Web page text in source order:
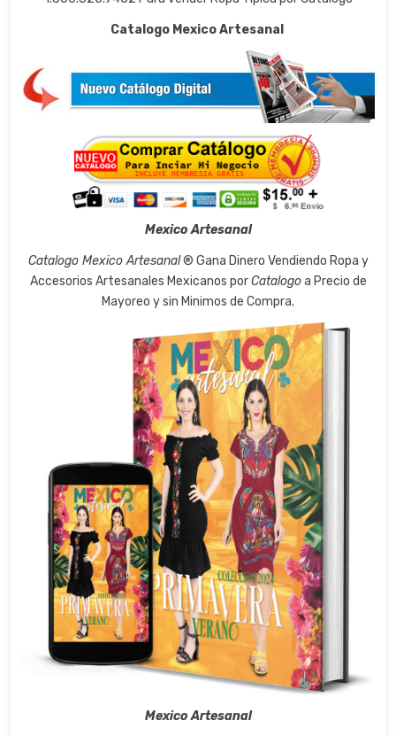
Catalogo Mexico Artesanal
Mexico Artesanal
Catalogo Mexico Artesanal® Gana Dinero Vendiendo Ropa y
Accesorios Artesanales Mexicanos porCatalogoa Precio de
Mayoreo y sin Minimos de Compra.
Mexico Artesanal